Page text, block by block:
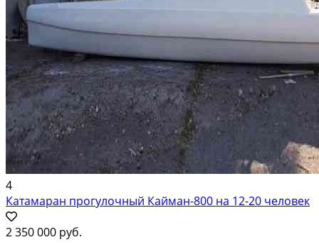
4
Катамаран прогулочный Кайман-800 на 12-20 человек
2 350 000 руб.